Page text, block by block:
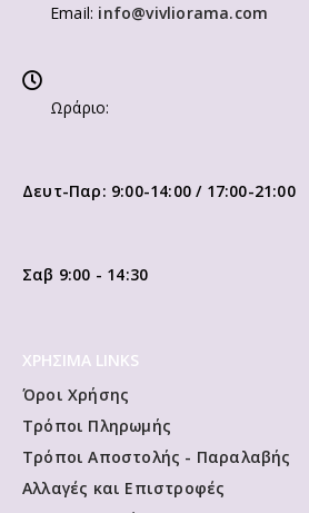
Email: info@vivliorama.com
Ωράριο:
Δευτ-Παρ: 9:00-14:00 / 17:00-21:00
Σαβ 9:00 - 14:30
ΧΡΗΣΙΜΑ LINKS
Όροι Χρήσης
Τρόποι Πληρωμής
Τρόποι Αποστολής - Παραλαβής
Αλλαγές και Επιστροφές